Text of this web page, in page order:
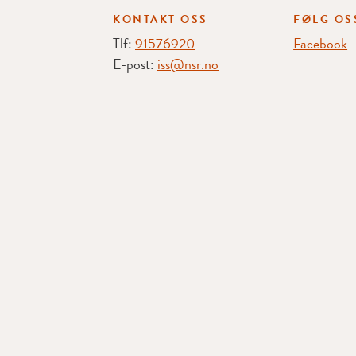
KONTAKT OSS
Tlf:91576920
E-post: iss@nsr.no
FØLG
Facebook